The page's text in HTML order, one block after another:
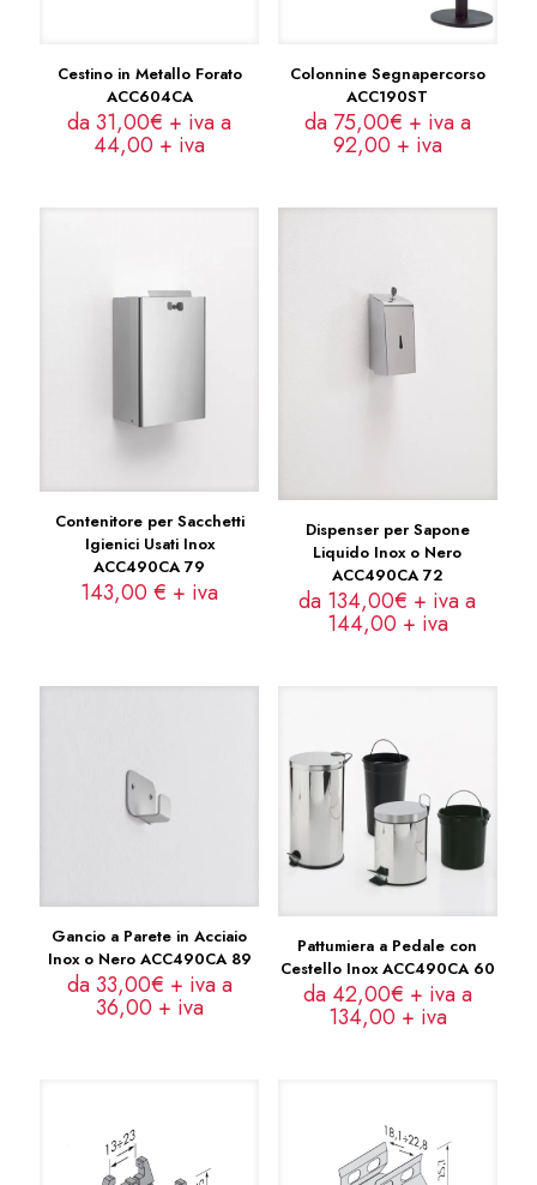
Cestino in Metallo Forato
ACC604CA
da 31,00€ + iva a
44,00 + iva
Colonnine Segnapercorso
ACC190ST
da 75,00€ + iva a
92,00 + iva
Contenitore per Sacchetti
Igienici Usati Inox
ACC490CA 79
143,00€ + iva
Dispenser per Sapone
Liquido Inox o Nero
ACC490CA 72
da 134,00€ + iva a
144,00 + iva
Gancio a Parete in Acciaio
Inox o Nero ACC490CA 89
da 33,00€ + iva a
36,00 + iva
Pattumiera a Pedale con
Cestello Inox ACC490CA 60
da 42,00€ + iva a
134,00 + iva